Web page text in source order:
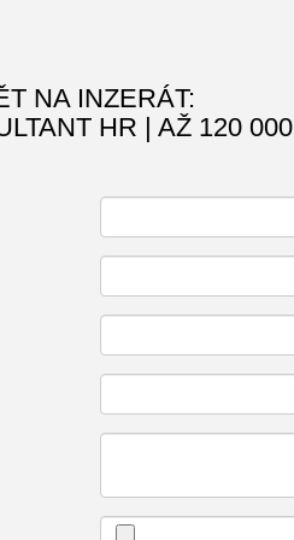
NA INZERÁT:
HR | AŽ 120